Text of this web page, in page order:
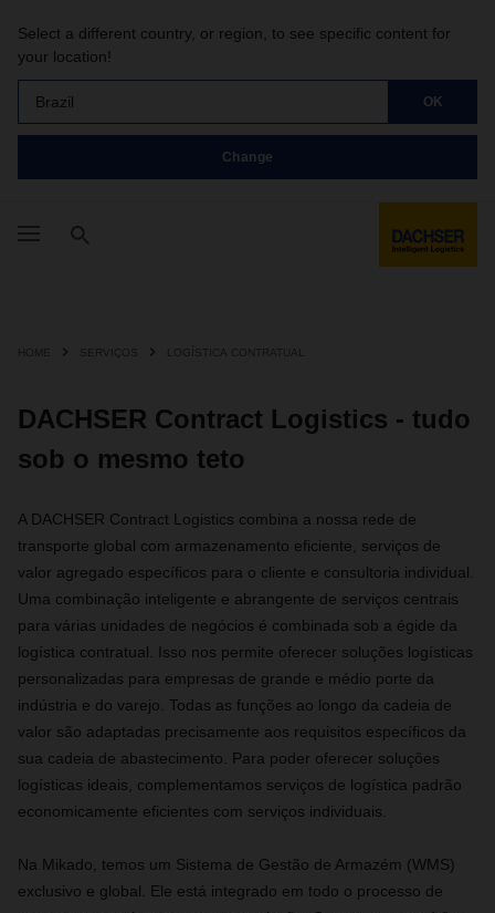
Select a different country, or region, to see specific content for
your location!
Brazil OK
Change
HOME SERVIÇOS LOGÍSTICA CONTRATUAL
DACHSER Contract Logistics - tudo
sob o mesmo teto
A DACHSER Contract Logistics combina a nossa rede de
transporte global com armazenamento eficiente, serviços de
valor agregado específicos para o cliente e consultoria individual.
Uma combinação inteligente e abrangente de serviços centrais
para várias unidades de negócios é combinada sob a égide da
logística contratual. Isso nos permite oferecer soluções logísticas
personalizadas para empresas de grande e médio porte da
indústria e do varejo. Todas as funções ao longo da cadeia de
valor são adaptadas precisamente aos requisitos específicos da
sua cadeia de abastecimento. Para poder oferecer soluções
logísticas ideais, complementamos serviços de logística padrão
economicamente eficientes com serviços individuais.
Na Mikado, temos um Sistema de Gestão de Armazém (WMS)
exclusivo e global. Ele está integrado em todo o processo de